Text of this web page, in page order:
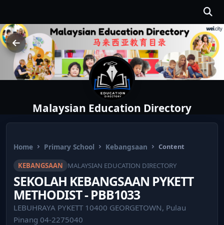
Malaysian Education Directory
Home Primary School Kebangsaan Content
KEBANGSAAN MALAYSIAN EDUCATION DIRECTORY
SEKOLAH KEBANGSAAN PYKETT
METHODIST - PBB1033
LEBUHRAYA PYKETT 10400 GEORGETOWN, Pulau
Pinang 04-2275040